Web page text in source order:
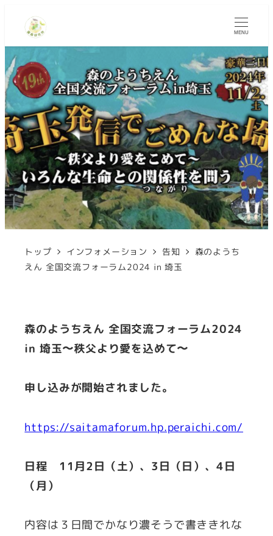
MENU
トップ インフォメーション 告知
森のようち
えん 全国交流フォーラム2024 in 埼玉
森のようちえん 全国交流フォーラム2024
in 埼玉〜秩父より愛を込めて〜
申し込みが開始されました。
https://saitamaforum.hp.peraichi.com/
日程 11月2日（土）、3日（日）、4日
（月）
内容は３日間でかなり濃そうで書ききれな